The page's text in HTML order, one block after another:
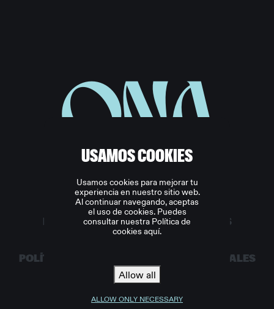
INICIONOTICIASENTRADASTIENDA
NUESTRO EQUIPOPATROCINADORES
ONA
POLÍTICA DE PRIVACIDAD
TÉRMINOS LEGALES
COOKIES
USAMOS COOKIES
Usamos cookies para mejorar tu
experiencia en nuestro sitio web.
Al continuar navegando, aceptas
el uso de cookies. Puedes
consultar nuestra Política de
cookies aquí.
Allow all
ALLOW ONLY NECESSARY